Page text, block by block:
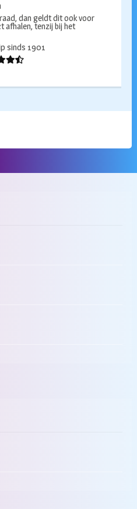
dan geldt dit ook voor
afhalen, tenzij bij het
sinds 1901